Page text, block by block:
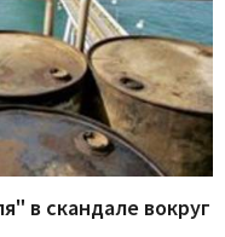
в скандале вокруг